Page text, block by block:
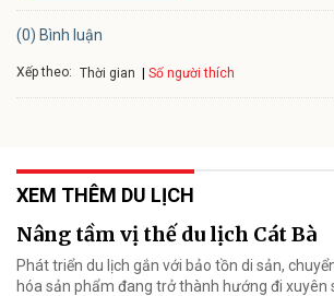
(0) Bình luận
Xếp theo: Thời gian Số người thích
XEM THÊM DU LỊCH
Nâng tầm vị thế du lịch Cát Bà
Phát triển du lịch gắn với bảo tồn di sản,
hóa sản phẩm đang trở thành hướng đi xuyên